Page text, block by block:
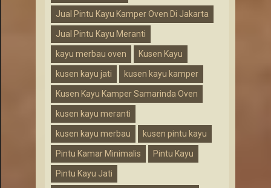
Jual Pintu Kayu Kamper Oven Di Jakarta
Jual Pintu Kayu Meranti
kayu merbau oven Kusen Kayu
kusen kayu jati kusen kayu kamper
Kusen Kayu Kamper Samarinda Oven
kusen kayu meranti
kusen kayu merbau kusen pintu kayu
Pintu Kamar Minimalis Pintu Kayu
Pintu Kayu Jati